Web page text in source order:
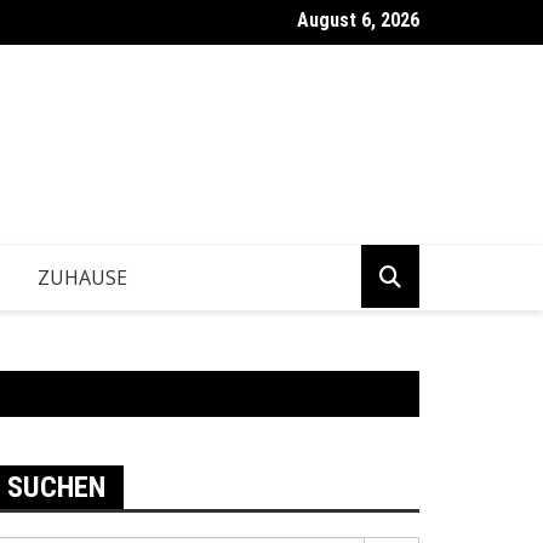
Betriebe tragfähige Geschäftsentscheidungen?
August 6, 2026
ZUHAUSE
SUCHEN